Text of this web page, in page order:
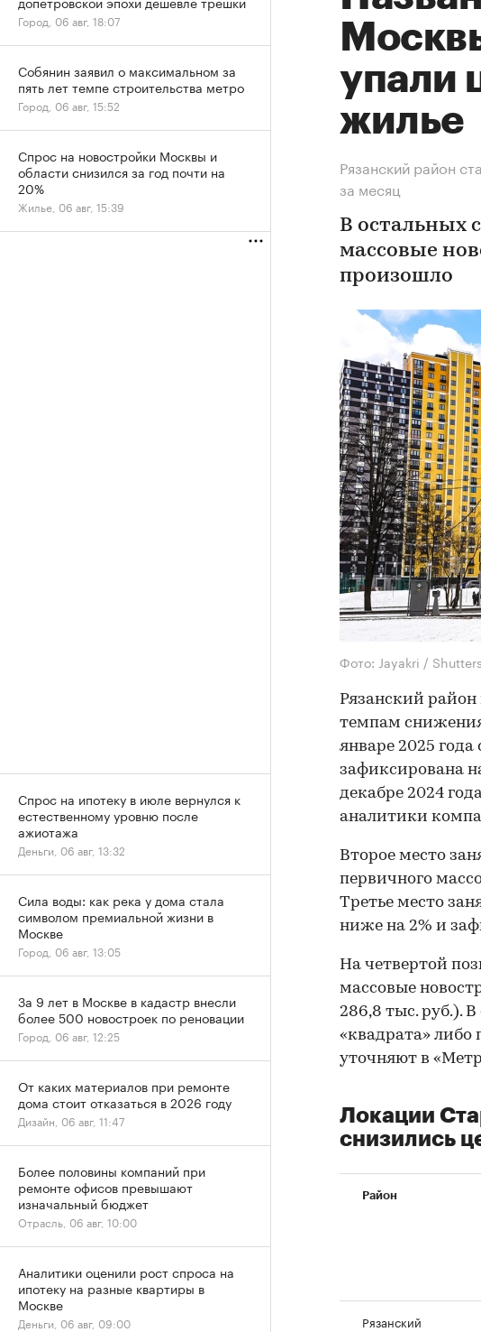
упали
жилье
Рязанский район
за месяц
В остальных
массовые
произошло
Фото: Jayakri /
Рязанский
темпам
январе 2025 года
зафиксирована
декабре 2024
аналитики
Второе место
первичного
Третье место
ниже на 2% и
На четвертой
массовые
286,8 тыс. руб.).
«квадрата» либо
уточняют в
Локации
снизились
Район
Рязанский
Город, 06 авг, 18:07
Собянин заявил о максимальном за
пять лет темпе строительства метро
Город, 06 авг, 15:52
Спрос на новостройки Москвы и
области снизился за год почти на
20%
Жилье, 06 авг, 15:39
Спрос на ипотеку в июле вернулся к
естественному уровню после
ажиотажа
Деньги, 06 авг, 13:32
Сила воды: как река у дома стала
символом премиальной жизни в
Москве
Город, 06 авг, 13:05
За 9 лет в Москве в кадастр внесли
более 500 новостроек по реновации
Город, 06 авг, 12:25
От каких материалов при ремонте
дома стоит отказаться в 2026 году
Дизайн, 06 авг, 11:47
Более половины компаний при
ремонте офисов превышают
изначальный бюджет
Отрасль, 06 авг, 10:00
Аналитики оценили рост спроса на
ипотеку на разные квартиры в
Москве
Деньги, 06 авг, 09:00